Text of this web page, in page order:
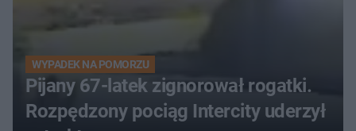
WYPADEK NA POMORZU
Pijany 67-latek zignorował rogatki.
Rozpędzony pociąg Intercity uderzył